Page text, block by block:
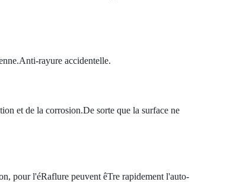
rayure accidentelle.
et de la corrosion.De sorte que la surface ne
pour l'éRaflure peuvent êTre rapidement l'auto-